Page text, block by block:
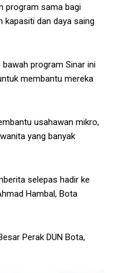
program sama bagi
kapasiti dan daya saing
bawah program Sinar ini
membantu mereka
usahawan mikro,
yang banyak
selepas hadir ke
Hambal, Bota
Perak DUN Bota,